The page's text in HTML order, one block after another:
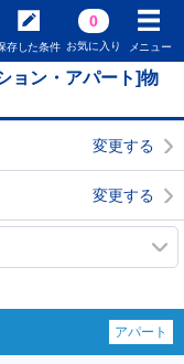
存した条件
0
お気に入り メニュー
ョン・アパート]物
変更する
変更する
アパート